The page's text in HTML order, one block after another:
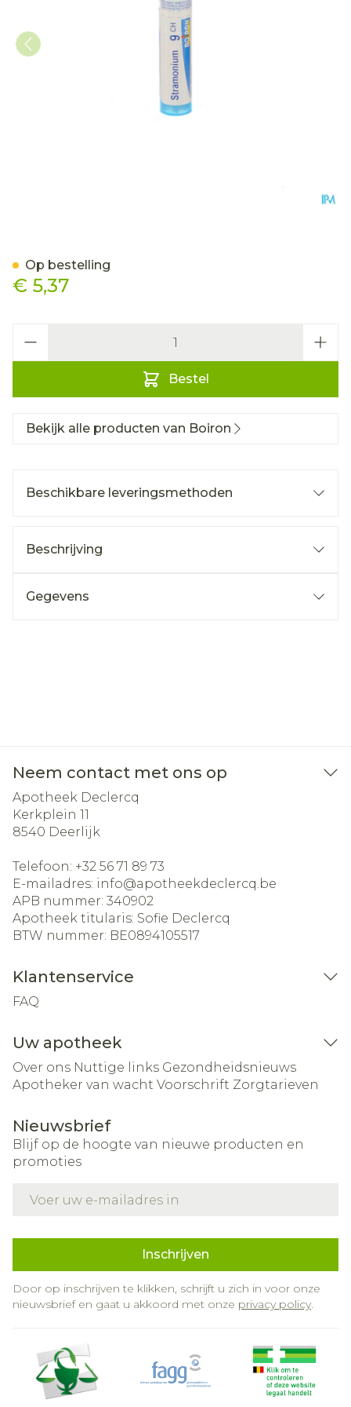
€ 5,37
Bestel
Op bestelling
Bekijk alle producten van Boiron
Beschikbare leveringsmethoden
Beschrijving
Gegevens
Neem contact met ons op
Apotheek Declercq
Kerkplein 11
8540 Deerlijk
Telefoon: +32 56 71 89 73
E-mailadres: info@apotheekdeclercq.be
APB nummer: 340902
Apotheek titularis: Sofie Declercq
BTW nummer: BE0894105517
Klantenservice
FAQ
Uw apotheek
Over ons Nuttige links Gezondheidsnieuws
Apotheker van wacht Voorschrift Zorgtarieven
Nieuwsbrief
Blijf op de hoogte van nieuwe producten en
promoties
Inschrijven
Door op inschrijven te klikken, schrijft u zich in voor onze
nieuwsbrief en gaat u akkoord met onze privacy policy.